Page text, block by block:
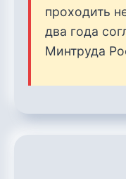
проходить
два года
Минтруда